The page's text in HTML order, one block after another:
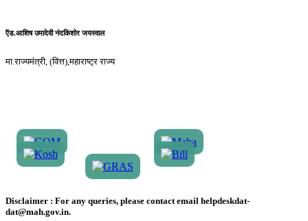
ऍड.आशिष उमादेवी नंदकिशोर जयस्वाल
मा.राज्यमंत्री, (वित्त),महाराष्ट्र राज्य
Disclaimer : For any queries, please contact email helpdeskdat-
dat@mah.gov.in.